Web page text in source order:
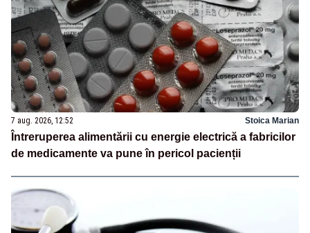
7 aug. 2026, 12:52 Stoica Marian
Întreruperea alimentării cu energie electrică a fabricilor
de medicamente va pune în pericol pacienții